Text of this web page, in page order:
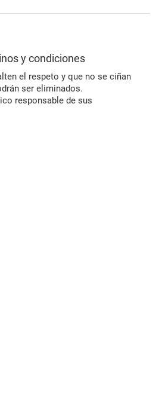
y condiciones
el respeto y que no se ciñan
ser eliminados.
responsable de sus